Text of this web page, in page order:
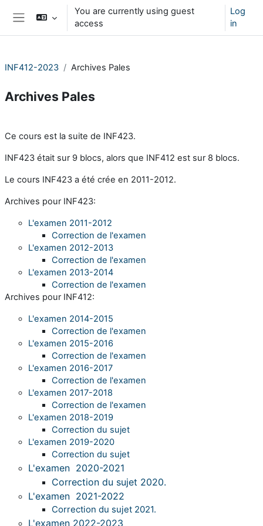
Skip to main content
You are currently using guest
access
Log
in
INF412-2023 Archives Pales
Archives Pales
Ce cours est la suite de INF423.
INF423 était sur 9 blocs, alors que INF412 est sur 8 blocs.
Le cours INF423 a été crée en 2011-2012.
Archives pour INF423:
L'examen 2011-2012
Correction de l'examen
L'examen 2012-2013
Correction de l'examen
L'examen 2013-2014
Correction de l'examen
Archives pour INF412:
L'examen 2014-2015
Correction de l'examen
L'examen 2015-2016
Correction de l'examen
L'examen 2016-2017
Correction de l'examen
L'examen 2017-2018
Correction de l'examen
L'examen 2018-2019
Correction du sujet
L'examen 2019-2020
Correction du sujet
L'examen 2020-2021
Correction du sujet 2020.
L'examen 2021-2022
Correction du sujet 2021.
L'examen 2022-2023